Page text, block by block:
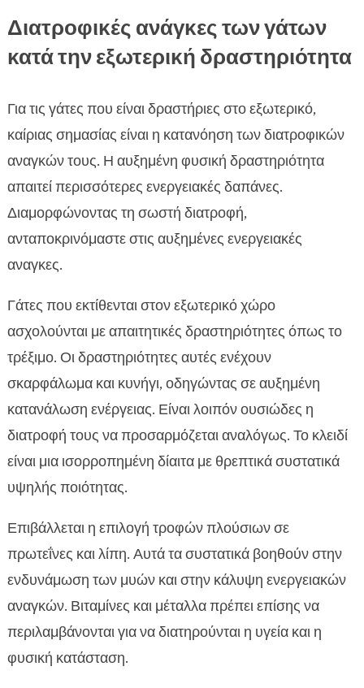
Διατροφικές ανάγκες των γάτων
κατά την εξωτερική δραστηριότητα
Για τις γάτες που είναι δραστήριες στο εξωτερικό,
καίριας σημασίας είναι η κατανόηση των διατροφικών
αναγκών τους. Η αυξημένη φυσική δραστηριότητα
απαιτεί περισσότερες ενεργειακές δαπάνες.
Διαμορφώνοντας τη σωστή διατροφή,
ανταποκρινόμαστε στις αυξημένες ενεργειακές
αναγκες.
Γάτες που εκτίθενται στον εξωτερικό χώρο
ασχολούνται με απαιτητικές δραστηριότητες όπως το
τρέξιμο. Οι δραστηριότητες αυτές ενέχουν
σκαρφάλωμα και κυνήγι, οδηγώντας σε αυξημένη
κατανάλωση ενέργειας. Είναι λοιπόν ουσιώδες η
διατροφή τους να προσαρμόζεται αναλόγως. Το κλειδί
είναι μια ισορροπημένη δίαιτα με θρεπτικά συστατικά
υψηλής ποιότητας.
Επιβάλλεται η επιλογή τροφών πλούσιων σε
πρωτεΐνες και λίπη. Αυτά τα συστατικά βοηθούν στην
ενδυνάμωση των μυών και στην κάλυψη ενεργειακών
αναγκών. Βιταμίνες και μέταλλα πρέπει επίσης να
περιλαμβάνονται για να διατηρούνται η υγεία και η
φυσική κατάσταση.